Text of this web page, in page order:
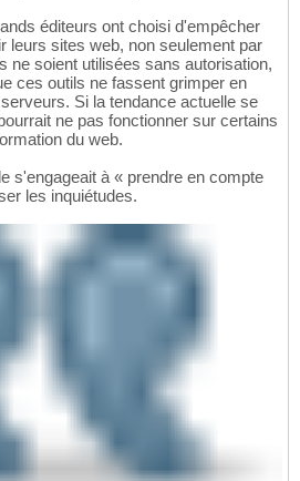
éditeurs ont choisi d'empêcher
leurs sites web, non seulement par
ne soient utilisées sans autorisation,
ces outils ne fassent grimper en
Si la tendance actuelle se
ne pas fonctionner sur certains
du web.
s'engageait à « prendre en compte
les inquiétudes.